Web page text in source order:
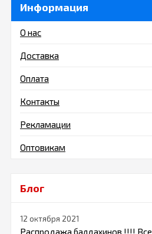
Информация
О нас
Доставка
Оплата
Контакты
Рекламации
Оптовикам
Блог
12 октября 2021
Распродажа балдахинов !!!! Все